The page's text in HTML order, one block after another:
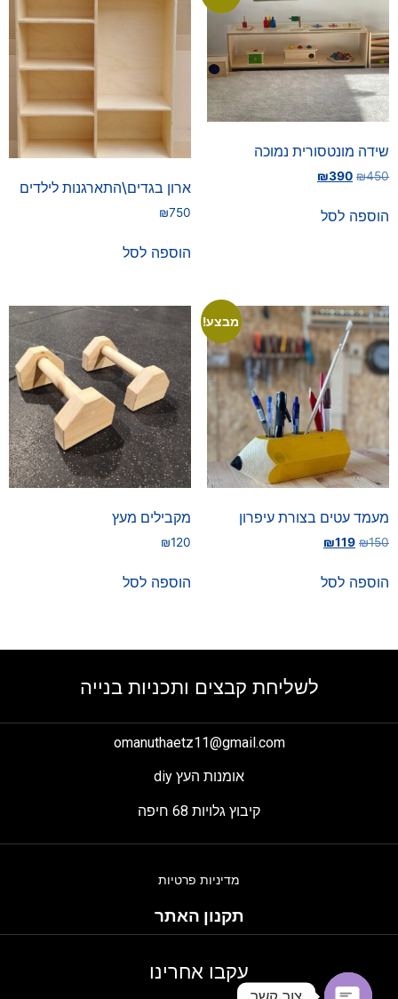
שידה מונטסורית נמוכה
₪450
₪390
הוספה לסל
ארון בגדים\התארגנות לילדים
₪750
הוספה לסל
מבצע!
מעמד עטים בצורת עיפרון
₪150
₪119
הוספה לסל
מקבילים מעץ
₪120
הוספה לסל
לשליחת קבצים ותכניות בנייה
omanuthaetz11@gmail.com
אומנות העץ diy
קיבוץ גלויות 68 חיפה
מדיניות פרטיות
תקנון האתר
עקבו אחרינו